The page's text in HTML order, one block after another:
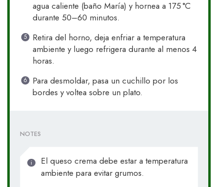
agua caliente (baño María) y hornea a 175 °C
durante 50–60 minutos.
Retira del horno, deja enfriar a temperatura
ambiente y luego refrigera durante al menos 4
horas.
Para desmoldar, pasa un cuchillo por los
bordes y voltea sobre un plato.
NOTES
El queso crema debe estar a temperatura
ambiente para evitar grumos.